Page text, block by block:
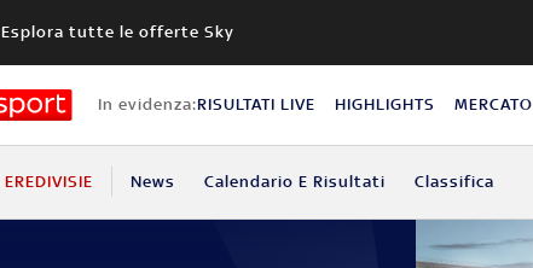
Esplora tutte le offerte Sky
In evidenza:RISULTATI LIVE HIGHLIGHTS MERCATO
EREDIVISIE News Calendario E Risultati Classifica